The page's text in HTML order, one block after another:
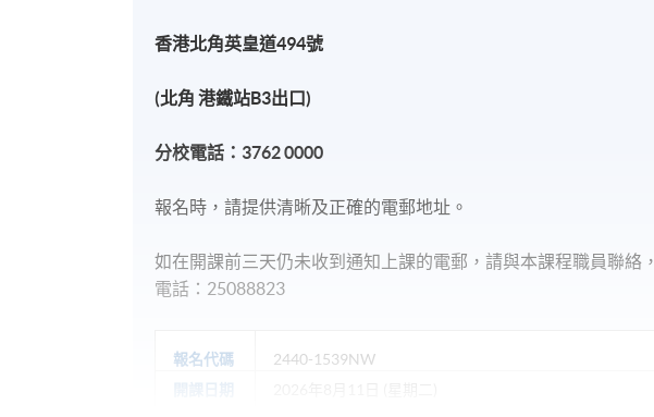
香港北角英皇道494號
(北角 港鐵站B3出口)
分校電話： 3762 0000
報名時，請提供清晰及正確的電郵地址。
如在開課前三天仍未收到通知上課的電郵，請與本課程職員聯絡，
電話：25088823
報名代碼 2440-1539NW
開課日期